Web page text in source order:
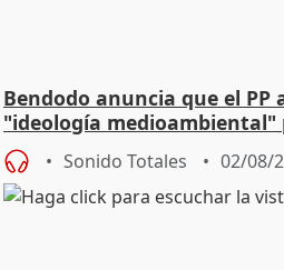
Bendodo anuncia que el PP
"ideología medioambiental"
playas
Sonido Totales 02/08/